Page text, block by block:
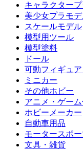
キャラクター
美少女プラモ
スケールモデル
模型用ツール
模型塗料
ドール
可動フィギュ
ミニカー
その他ホビー
アニメ・ゲーム
ホビーメーカー
自動車用品
モータースポ
文具・雑貨